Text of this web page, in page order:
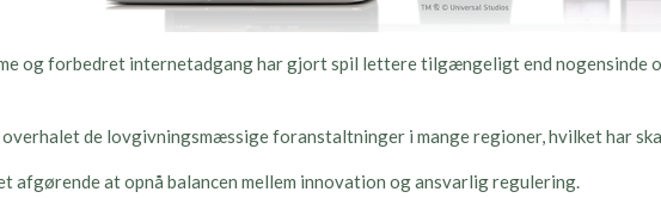
og forbedret internetadgang har gjort spil lettere tilgængeligt end
de lovgivningsmæssige foranstaltninger i mange regioner, hvilket har
afgørende at opnå balancen mellem innovation og ansvarlig regulering.